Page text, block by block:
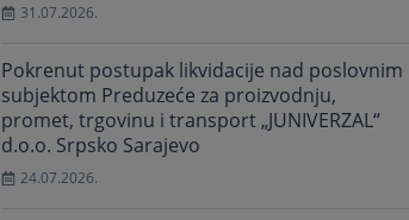
31.07.2026.
Pokrenut postupak likvidacije nad poslovnim
subjektom Preduzeće za proizvodnju,
promet, trgovinu i transport „JUNIVERZAL“
d.o.o. Srpsko Sarajevo
24.07.2026.